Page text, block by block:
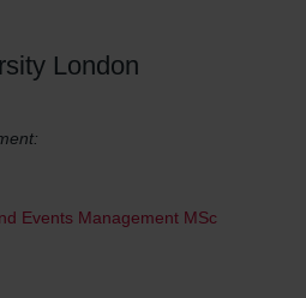
London
Events Management MSc